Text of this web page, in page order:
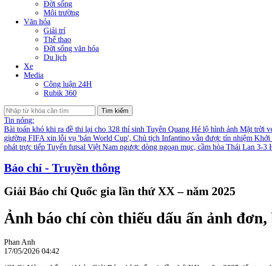
Đời sống
Môi trường
Văn hóa
Giải trí
Thể thao
Đời sống văn hóa
Du lịch
Xe
Media
Công luận 24H
Rubik 360
Tìm kiếm
Tin nóng:
Bài toán khó khi ra đề thi lại cho 328 thí sinh Tuyên Quang Hé lộ hình ảnh Mặt trời
giường FIFA xin lỗi vụ 'bán World Cup', Chủ tịch Infantino vẫn được tín nhiệm Khởi
phát trực tiếp Tuyển futsal Việt Nam ngược dòng ngoạn mục, cầm hòa Thái Lan 3-3
Báo chí - Truyền thông
Giải Báo chí Quốc gia lần thứ XX – năm 2025
Ảnh báo chí còn thiếu dấu ấn ảnh
Phan Anh
17/05/2026 04:42